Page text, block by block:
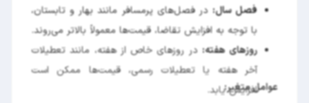
فصل سال: در فصل‌های پرمسافر مانند بهار و تابستان،
با توجه به افزایش تقاضا، قیمت‌ها معمولاً بالاتر می‌روند.
روزهای هفته: در روزهای خاص از هفته، مانند تعطیلات
آخر هفته یا تعطیلات رسمی، قیمت‌ها ممکن است
افزایش یابد.
عوامل متغیر: